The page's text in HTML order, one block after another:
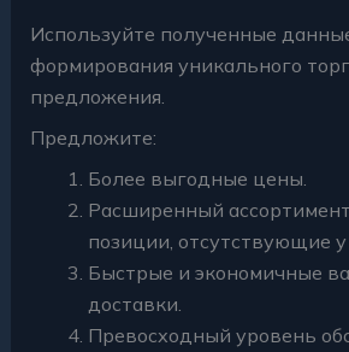
Используйте полученные
формирования уникального
предложения.
Предложите:
Более выгодные цены.
Расширенный
позиции, отсутствующие у
Быстрые и экономичные
доставки.
Превосходный уровень